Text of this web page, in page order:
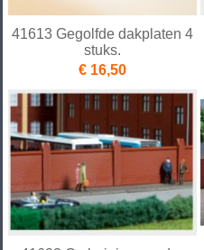
41613 Gegolfde dakplaten 4
stuks.
€ 16,50